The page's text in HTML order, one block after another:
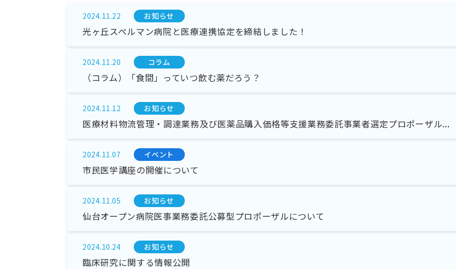
2024.11.22 お知らせ
光ヶ丘スペルマン病院と医療連携協定を締結しました！
2024.11.20 コラム
（コラム）「食間」っていつ飲む薬だろう？
2024.11.12 お知らせ
医療材料物流管理・調達業務及び医薬品購入価格等支援業務委託事業者選定プロポーザル...
2024.11.07 イベント
市民医学講座の開催について
2024.11.05 お知らせ
仙台オープン病院医事業務委託公募型プロポーザルについて
2024.10.24 お知らせ
臨床研究に関する情報公開